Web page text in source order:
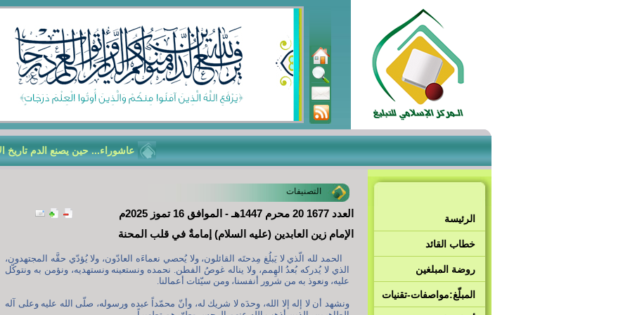
عاشوراء... حين يصنع الدم تاريخ
الرئيسة
خطاب القائد
روضة المبلغين
المبلّغ:مواصفات-تقنيات
التصنيفات
العدد 1677 20 محرم 1447هـ - الموافق 16 تموز 2025م
الإمام زين العابدين (عليه السلام) إمامةٌ في قلب المحنة
الحمد لله الّذي لا يَبلُغ مِدحتَه القائلون، ولا يُحصي نعماءَه العادّون، ولا يُؤدّي حقَّه المجتهدون،
الذي لا يُدركه بُعدُ الهِمم، ولا يناله غوصُ الفطن. نحمده ونستعينه ونستهديه، ونؤمن به ونتوكّل
عليه، ونعوذ به من شرور أنفسنا، ومن سيّئات أعمالنا.
ونشهد أن لا إله إلا الله، وحدَه لا شريك له، وأنّ محمّداً عبده ورسوله، صلّى الله عليه وعلى آله